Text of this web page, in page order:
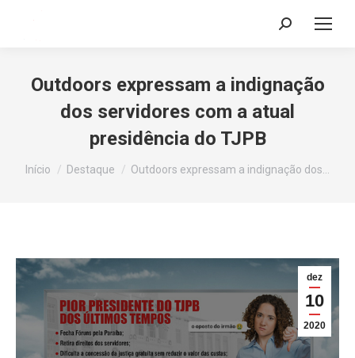
Search:
Outdoors expressam a indignação
dos servidores com a atual
presidência do TJPB
Você está aqui:
Início Destaque Outdoors expressam a indignação dos…
dez
10
2020